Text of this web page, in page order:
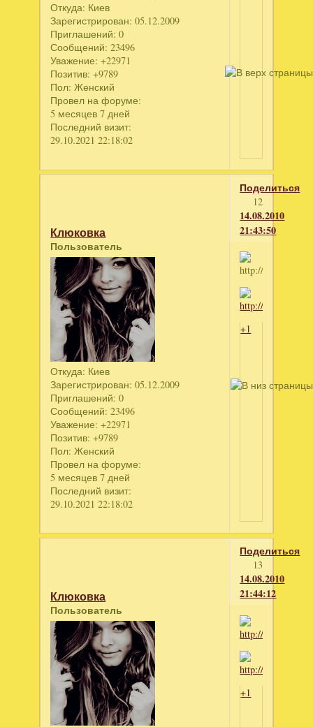
Откуда: Киев
Зарегистрирован: 05.12.2009
Приглашений: 0
Сообщений: 23496
Уважение: +22971
Позитив: +9789
Пол: Женский
Провел на форуме:
5 месяцев 7 дней
Последний визит:
29.10.2021 22:18:02
Поделиться
12
14.08.2010
21:43:50
Клюковка
Пользователь
Откуда: Киев
Зарегистрирован: 05.12.2009
Приглашений: 0
Сообщений: 23496
Уважение: +22971
Позитив: +9789
Пол: Женский
Провел на форуме:
5 месяцев 7 дней
Последний визит:
29.10.2021 22:18:02
+1
Поделиться
13
14.08.2010
21:44:12
Клюковка
Пользователь
+1